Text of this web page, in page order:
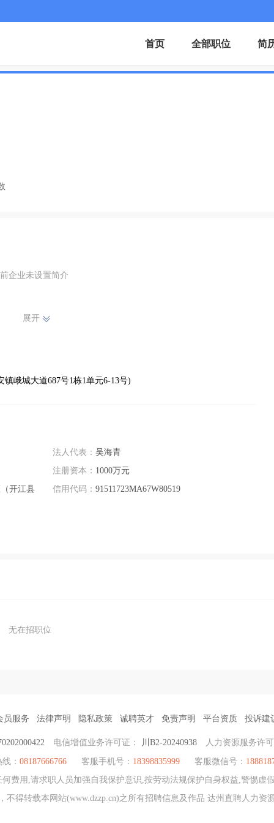
首页 全部职位 简
企业未设置简介
展开
峨城大道687号1栋1单元6-13号)
开江县
法人代表： 吴海青
注册资本： 1000万元
信用代码： 91511723MA67W80519
无在招职位
员服务 法律声明 隐私政策 诚聘英才 免责声明 平台资质 投诉建
电信增值业务许可证： 川B2-20240938 人力资源服务许
： 08187666766 客服手机号： 18398835999 客服微信号：
费用,请求职人员加强自我保护意识,按劳动法规保护自身权益,警惕虚
不得转载本网站(www.dzzp.cn)之所有招聘信息及作品 达州直聘人力资